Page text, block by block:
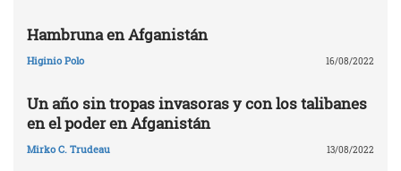
Hambruna en Afganistán
Higinio Polo 16/08/2022
Un año sin tropas invasoras y con los talibanes
en el poder en Afganistán
Mirko C. Trudeau 13/08/2022